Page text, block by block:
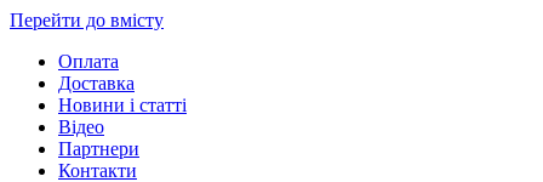
Перейти до вмісту
Оплата
Доставка
Новини і статті
Відео
Партнери
Контакти